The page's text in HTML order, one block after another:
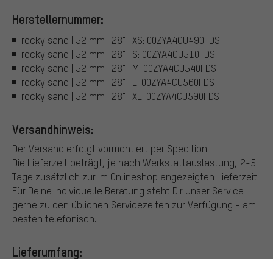
Herstellernummer:
rocky sand | 52 mm | 28" | XS: 00ZYA4CU490FDS
rocky sand | 52 mm | 28" | S: 00ZYA4CU510FDS
rocky sand | 52 mm | 28" | M: 00ZYA4CU540FDS
rocky sand | 52 mm | 28" | L: 00ZYA4CU560FDS
rocky sand | 52 mm | 28" | XL: 00ZYA4CU590FDS
Versandhinweis:
Der Versand erfolgt vormontiert per Spedition.
Die Lieferzeit beträgt, je nach Werkstattauslastung, 2-5
Tage zusätzlich zur im Onlineshop angezeigten Lieferzeit.
Für Deine individuelle Beratung steht Dir unser Service
gerne zu den üblichen Servicezeiten zur Verfügung - am
besten telefonisch.
Lieferumfang: